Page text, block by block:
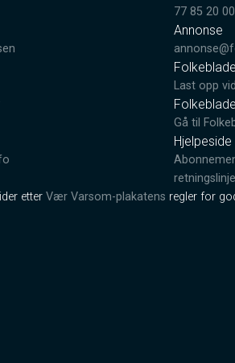
77 85 20 00
Annonse
Last opp
Gå til
Hjelpeside
etter Vær Varsom-plakatens regler for